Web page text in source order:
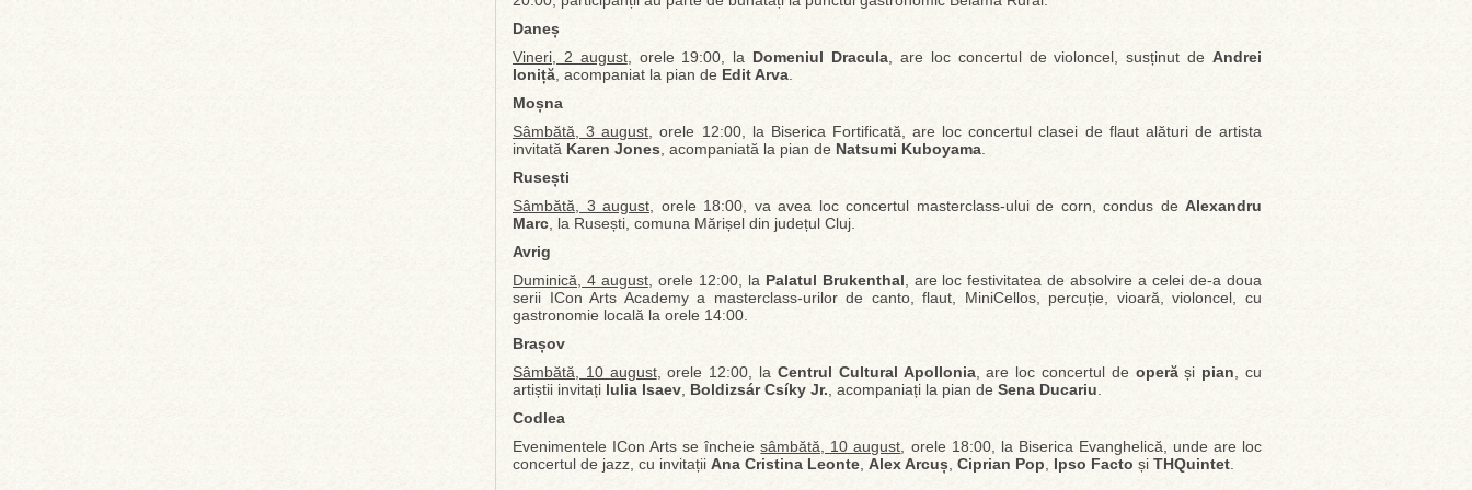
Daneș
Vineri, 2 august, orele 19:00, la Domeniul Dracula , are loc concertul de violoncel, susținut deAndrei
Ioniță , acompaniat la pian de Edit Arva
Moșna
Sâmbătă, 3 august , orele 12:00, la Biserica Fortificată, are loc concertul clasei de flaut alături de artista
invitată Karen Jones , acompaniată la pian de Natsumi Kuboyama
Rusești
Sâmbătă, 3 august , orele 18:00, va avea loc concertul masterclass-ului de corn, condus de Alexandru
Marc , la Rusești, comuna Mărișel din județul Cluj.
Avrig
Duminică, 4 august, orele 12:00, la Palatul Brukenthal , are loc festivitatea de absolvire a celei de-a doua
serii ICon Arts Academy a masterclass-urilor de canto, flaut, MiniCellos, percuție, vioară, violoncel, cu
gastronomie locală la orele 14:00.
Brașov
Sâmbătă, 10 august, orele 12:00, la Centrul Cultural Apollonia, are loc concertul de operăși pian , cu
artiștii invitați lulia Isaev Boldizsár Csíky Jr. , acompaniați la pian de Sena Ducariu
Codlea
Evenimentele ICon Arts se încheiesâmbătă, 10 august , orele 18:00, la Biserica Evanghelică, unde are loc
concertul de jazz, cu invitații Ana Cristina Leonte Alex Arcuș Ciprian Pop Ipso Facto și THQuintet